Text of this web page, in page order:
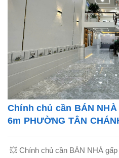
Chính chủ cần BÁN
6m PHƯỜNG TÂN
💥 Chính chủ cần BÁN NHÀ